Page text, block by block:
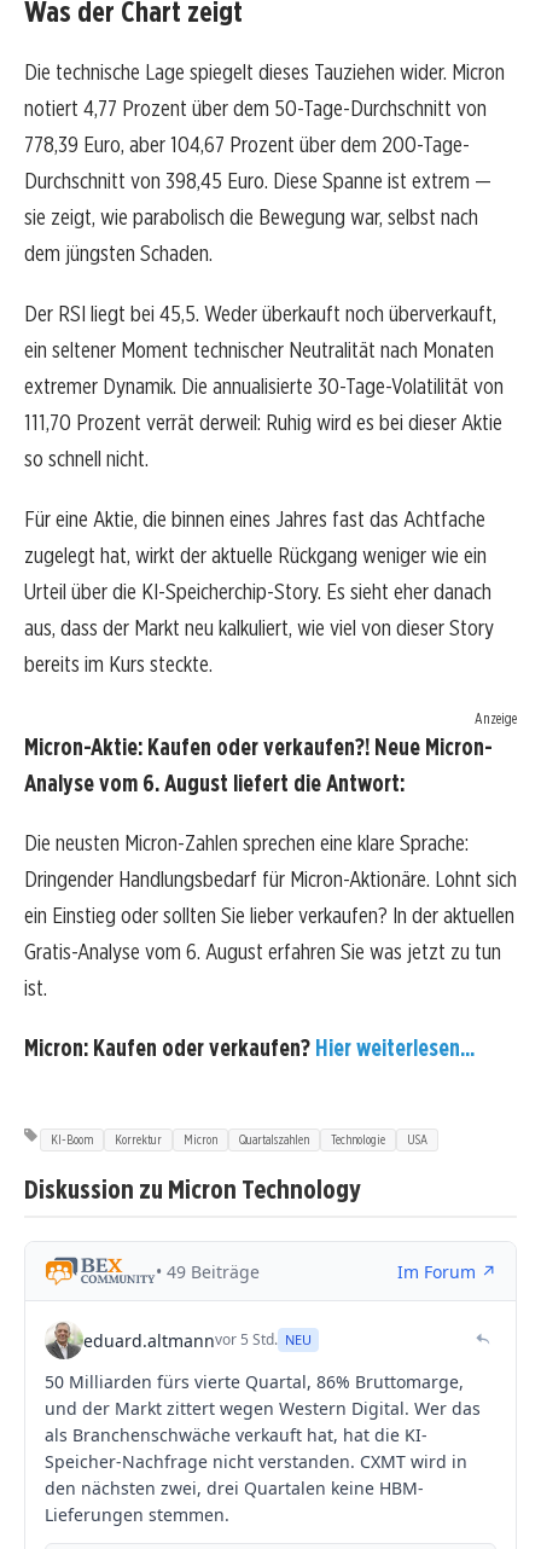
Was der Chart zeigt
Die technische Lage spiegelt dieses Tauziehen wider. Micron
notiert 4,77 Prozent über dem 50-Tage-Durchschnitt von
778,39 Euro, aber 104,67 Prozent über dem 200-Tage-
Durchschnitt von 398,45 Euro. Diese Spanne ist extrem —
sie zeigt, wie parabolisch die Bewegung war, selbst nach
dem jüngsten Schaden.
Der RSI liegt bei 45,5. Weder überkauft noch überverkauft,
ein seltener Moment technischer Neutralität nach Monaten
extremer Dynamik. Die annualisierte 30-Tage-Volatilität von
111,70 Prozent verrät derweil: Ruhig wird es bei dieser Aktie
so schnell nicht.
Für eine Aktie, die binnen eines Jahres fast das Achtfache
zugelegt hat, wirkt der aktuelle Rückgang weniger wie ein
Urteil über die KI-Speicherchip-Story. Es sieht eher danach
aus, dass der Markt neu kalkuliert, wie viel von dieser Story
bereits im Kurs steckte.
Anzeige
Micron-Aktie: Kaufen oder verkaufen?! Neue Micron-
Analyse vom 6. August liefert die Antwort:
Die neusten Micron-Zahlen sprechen eine klare Sprache:
Dringender Handlungsbedarf für Micron-Aktionäre. Lohnt sich
ein Einstieg oder sollten Sie lieber verkaufen? In der aktuellen
Gratis-Analyse vom 6. August erfahren Sie was jetzt zu tun
ist.
Micron: Kaufen oder verkaufen? Hier weiterlesen...
KI-Boom Korrektur Micron Quartalszahlen Technologie USA
Diskussion zu Micron Technology